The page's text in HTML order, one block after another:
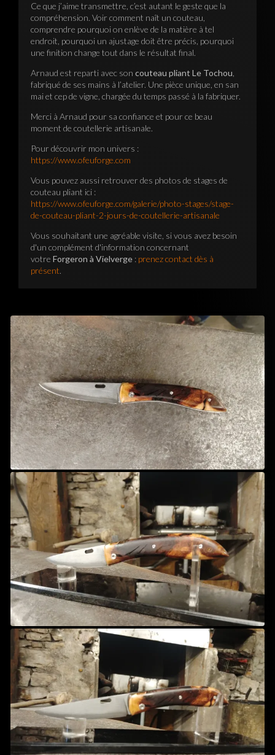
Ce que j’aime transmettre, c’est autant le geste que la
compréhension. Voir comment naît un couteau,
comprendre pourquoi on enlève de la matière à tel
endroit, pourquoi un ajustage doit être précis, pourquoi
une finition change tout dans le résultat final.
Arnaud est reparti avec son couteau pliant Le Tochou
fabriqué de ses mains à l’atelier. Une pièce unique, en san
mai et cep de vigne, chargée du temps passé à la fabriquer.
Merci à Arnaud pour sa confiance et pour ce beau
moment de coutellerie artisanale.
Pour découvrir mon univers :
https://www.ofeuforge.com
Vous pouvez aussi retrouver des photos de stages de
couteau pliant ici :
https://www.ofeuforge.com/galerie/photo-stages/stage-
de-couteau-pliant-2-jours-de-coutellerie-artisanale
Vous souhaitant une agréable visite, si vous avez besoin
d'un complément d'information concernant
votre Forgeron à Vielverge : prenez contact dès à
présent.